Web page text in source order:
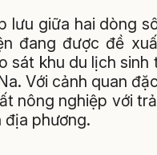
lưu giữa hai dòng
đang được đề
sát khu du lịch
Với cảnh quan
nông nghiệp với
địa phương.